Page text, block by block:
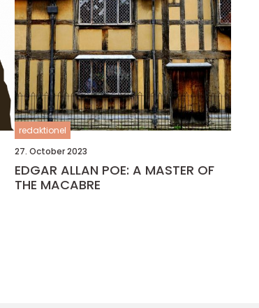
redaktionel
27. October 2023
EDGAR ALLAN POE: A MASTER OF
THE MACABRE